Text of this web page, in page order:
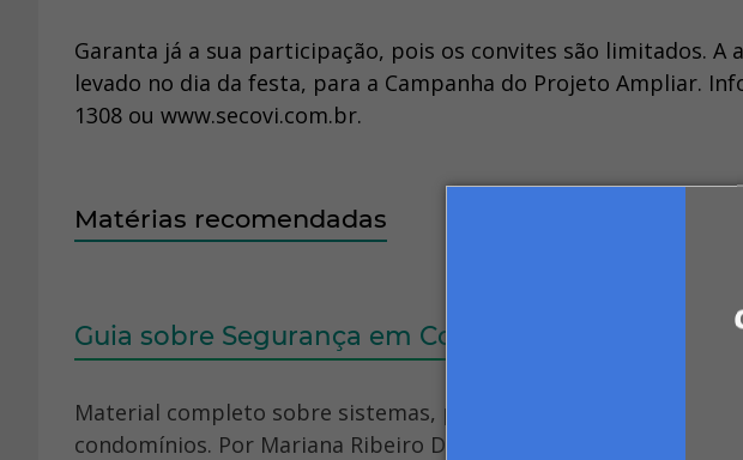
Garanta já a sua participação, pois os convites são limitados. A
levado no dia da festa, para a Campanha do Projeto Ampliar.
1308 ou www.secovi.com.br.
Matérias recomendadas
Guia sobre Segurança em Condomínios -
Material completo sobre sistemas, procedimentos e
condomínios. Por Mariana Ribeiro Desimone. 08/12/10 11:35 -